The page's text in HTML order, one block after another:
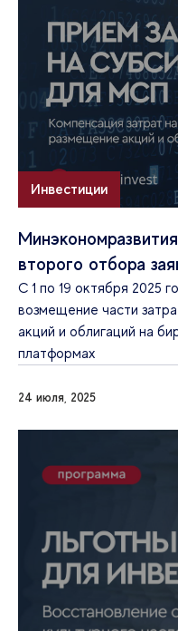
Инвестиции
второго отбора
С 1 по 19 октября 2025
возмещение части
акций и облигаций на
платформах
24 июля, 2025